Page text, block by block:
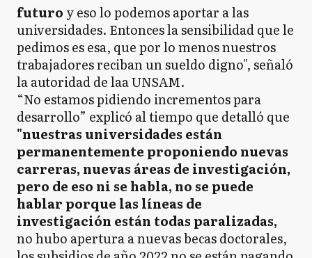
futuro y eso lo podemos aportar a las
universidades. Entonces la sensibilidad que le
pedimos es esa, que por lo menos nuestros
trabajadores reciban un sueldo digno", señaló
la autoridad de laa UNSAM.
“No estamos pidiendo incrementos para
desarrollo” explicó al tiempo que detalló que
"nuestras universidades están
permanentemente proponiendo nuevas
carreras, nuevas áreas de investigación,
pero de eso ni se habla, no se puede
hablar porque las líneas de
investigación están todas paralizadas,
no hubo apertura a nuevas becas doctorales,